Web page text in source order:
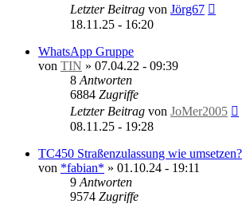
Letzter Beitrag von Jörg67
18.11.25 - 16:20
WhatsApp Gruppe
von TIN » 07.04.22 - 09:39
8 Antworten
6884 Zugriffe
Letzter Beitrag von JoMer2005
08.11.25 - 19:28
TC450 Straßenzulassung wie umsetzen?
von *fabian* » 01.10.24 - 19:11
9 Antworten
9574 Zugriffe